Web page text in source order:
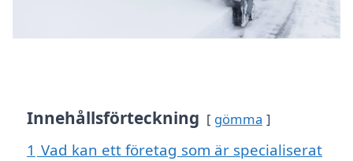
Innehållsförteckning gömma
1 Vad kan ett företag som är specialiserat